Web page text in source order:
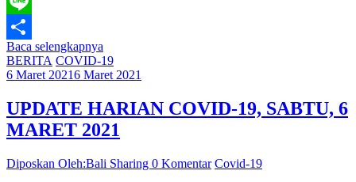
Line
Share
Baca selengkapnya
BERITA COVID-19
6 Maret 20216 Maret 2021
UPDATE HARIAN COVID-19, SABTU, 6
MARET 2021
Diposkan Oleh:Bali Sharing 0 Komentar Covid-19